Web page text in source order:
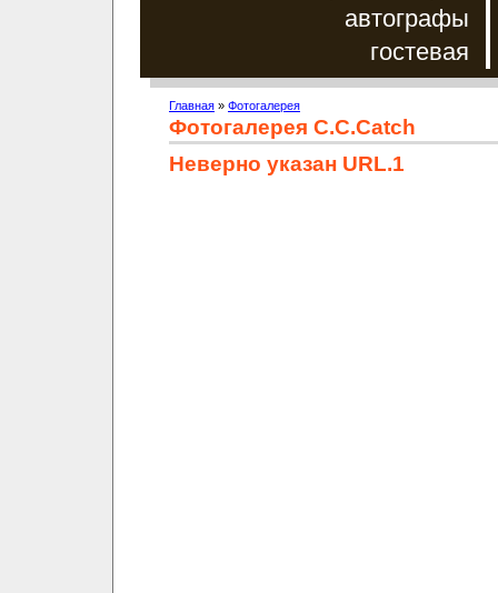
автографы
гостевая
Главная » Фотогалерея
Фотогалерея C.C.Catch
Неверно указан URL.1